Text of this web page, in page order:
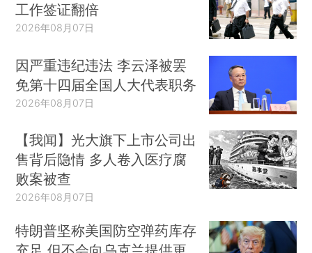
工作签证翻倍
2026年08月07日
因严重违纪违法 李云泽被罢
免第十四届全国人大代表职务
2026年08月07日
【我闻】光大旗下上市公司出
售背后隐情 多人卷入医疗腐
败案被查
2026年08月07日
特朗普坚称美国防空弹药库存